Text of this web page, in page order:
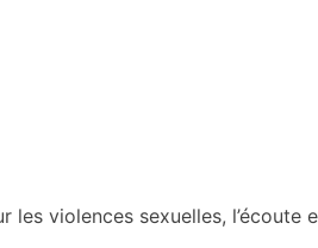
violences sexuelles,